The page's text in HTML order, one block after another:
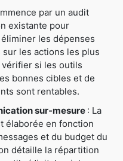
par un audit
existante pour
les dépenses
les actions les plus
si les outils
bonnes cibles et de
sont rentables.
sur-mesure : La
élaborée en fonction
et du budget du
détaille la répartition